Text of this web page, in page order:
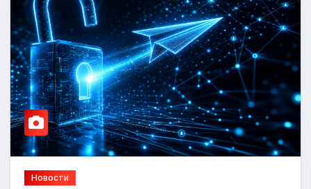
Новости